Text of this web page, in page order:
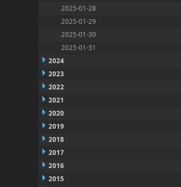
2025-01-28
2025-01-29
2025-01-30
2025-01-31
2024
2023
2022
2021
2020
2019
2018
2017
2016
2015